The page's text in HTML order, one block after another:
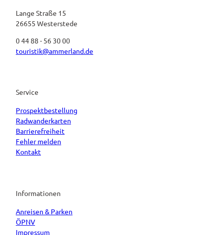
Lange Straße 15
26655 Westerstede
0 44 88 - 56 30 00
touristik@ammerland.de
Service
Prospektbestellung
Radwanderkarten
Barrierefreiheit
Fehler melden
Kontakt
Informationen
Anreisen & Parken
ÖPNV
Impressum